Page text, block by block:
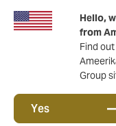
Hello,
from
Find
Group
Yes